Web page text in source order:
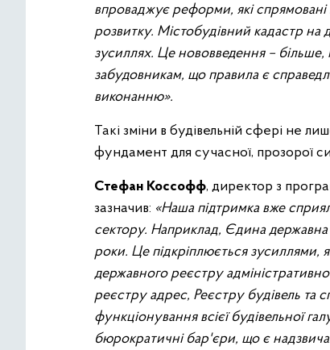
впроваджує реформи, які спрямовані
розвитку. Містобудівний кадастр
зусиллях. Це нововведення – більше,
забудовникам, що правила є
виконанню».
Такі зміни в будівельній сфері не
фундамент для сучасної, прозорої
Стефан Коссофф, директор з
зазначив: «Наша підтримка вже
сектору. Наприклад, Єдина
роки. Це підкріплюється зусиллями,
державного реєстру
реєстру адрес, Реєстру будівель та
функціонування всієї будівельної
бюрократичні бар'єри, що є